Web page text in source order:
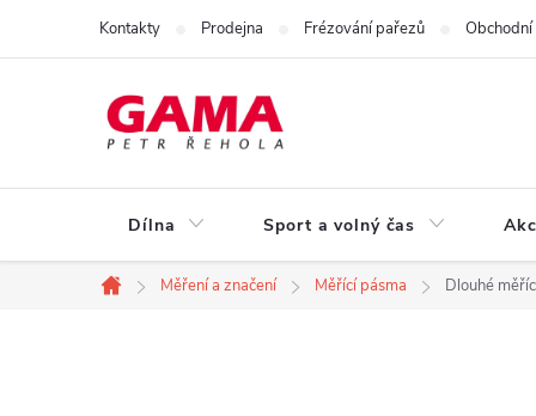
Kontakty Prodejna Frézování pařezů Obchodní
Dílna Sport a volný čas
Domů
Měření a značení Měřící pásma Dlouhé